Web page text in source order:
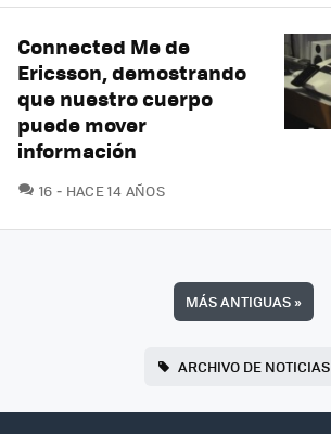
Connected Me de
Ericsson, demostrando
que nuestro cuerpo
puede mover
información
16 COMENTARIOS
HACE 14 AÑOS
MÁS ANTIGUAS»
ARCHIVO DE NOTICIAS